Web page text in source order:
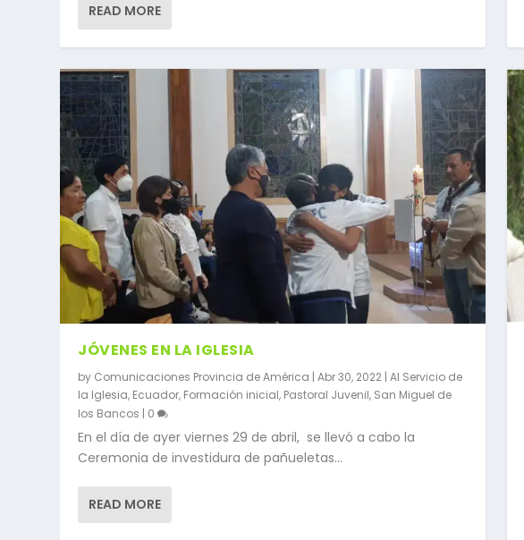
READ MORE
JÓVENES EN LA IGLESIA
by Comunicaciones Provincia de América |Abr 30, 2022 |Al Servicio de
la Iglesia, Ecuador, Formación inicial, Pastoral Juvenil, San Miguel de
los Bancos | 0
En el día de ayer viernes 29 de abril, se llevó a cabo la
Ceremonia de investidura de pañueletas...
READ MORE